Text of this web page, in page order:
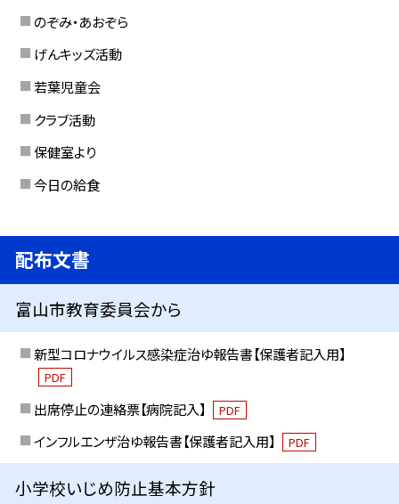
のぞみ・あおぞら
げんキッズ活動
若葉児童会
クラブ活動
保健室より
今日の給食
配布文書
富山市教育委員会から
新型コロナウイルス感染症治ゆ報告書【保護者記入用】
PDF
出席停止の連絡票【病院記入】 PDF
インフルエンザ治ゆ報告書【保護者記入用】 PDF
小学校いじめ防止基本方針